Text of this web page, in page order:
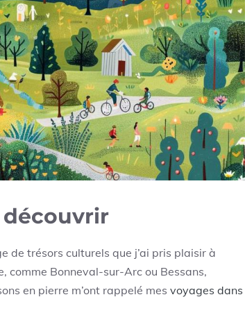
de trésors culturels que j’ai pris plaisir à
comme Bonneval-sur-Arc ou Bessans,
en pierre m’ont rappelé mes voyages dans